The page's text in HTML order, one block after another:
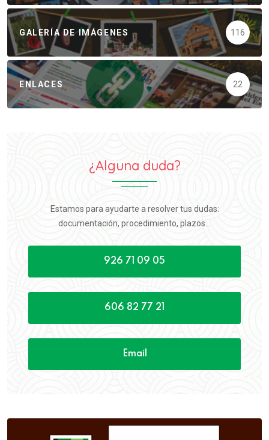
GALERÍA DE IMÁGENES 116
ENLACES 22
¿Alguna duda?
Estamos para ayudarte a resolver tus dudas:
documentación, procedimiento, plazos...
926 71 09 05
606 82 77 21
Email